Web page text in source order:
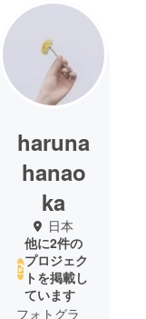
haruna
hanao
ka
日本
他に2件の
プロジェク
トを掲載し
ています
フォトグラ